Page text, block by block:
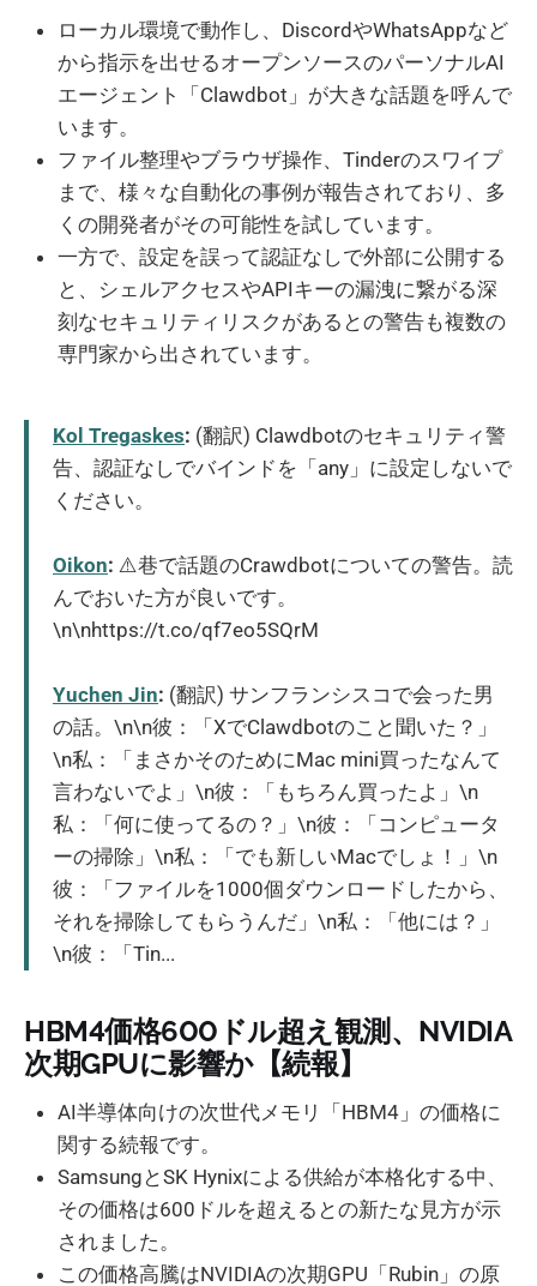
ローカル環境で動作し、DiscordやWhatsAppなど
から指示を出せるオープンソースのパーソナルAI
エージェント「Clawdbot」が大きな話題を呼んで
います。
ファイル整理やブラウザ操作、Tinderのスワイプ
まで、様々な自動化の事例が報告されており、多
くの開発者がその可能性を試しています。
一方で、設定を誤って認証なしで外部に公開する
と、シェルアクセスやAPIキーの漏洩に繋がる深
刻なセキュリティリスクがあるとの警告も複数の
専門家から出されています。
Kol Tregaskes: (翻訳) Clawdbotのセキュリティ警
告、認証なしでバインドを「any」に設定しないで
ください。
Oikon: ⚠️巷で話題のCrawdbotについての警告。読
んでおいた方が良いです。
\n\nhttps://t.co/qf7eo5SQrM
Yuchen Jin: (翻訳) サンフランシスコで会った男
の話。\n\n彼：「XでClawdbotのこと聞いた？」
\n私：「まさかそのためにMac mini買ったなんて
言わないでよ」\n彼：「もちろん買ったよ」\n
私：「何に使ってるの？」\n彼：「コンピュータ
ーの掃除」\n私：「でも新しいMacでしょ！」\n
彼：「ファイルを1000個ダウンロードしたから、
それを掃除してもらうんだ」\n私：「他には？」
\n彼：「Tin...
HBM4価格600ドル超え観測、NVIDIA
次期GPUに影響か【続報】
AI半導体向けの次世代メモリ「HBM4」の価格に
関する続報です。
SamsungとSK Hynixによる供給が本格化する中、
その価格は600ドルを超えるとの新たな見方が示
されました。
この価格高騰はNVIDIAの次期GPU「Rubin」の原